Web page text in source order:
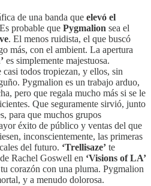
de una banda que elevó el
probable que Pygmalion sea el
. El menos ruidista, el que buscó
más, con el ambient. La apertura
es simplemente majestuosa.
todos tropiezan, y ellos, sin
Pygmalion es un trabajo arduo,
pero que regala mucho más si se le
Que seguramente sirvió, junto
para que muchos grupos
éxito de público y ventas del que
inconscientemente, las primeras
del futuro. ‘Trellisaze’ te
Rachel Goswell en ‘Visions of LA’
corazón con una pluma. Pygmalion
y a menudo dolorosa.